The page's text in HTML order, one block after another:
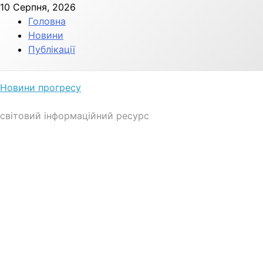
Skip
content
10 Серпня, 2026
Головна
Новини
Публікації
Новини прогресу
світовий інформаційний ресурс